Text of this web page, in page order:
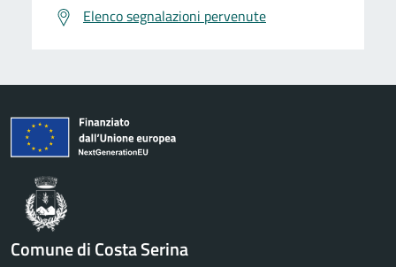
Elenco segnalazioni pervenute
Comune di Costa Serina